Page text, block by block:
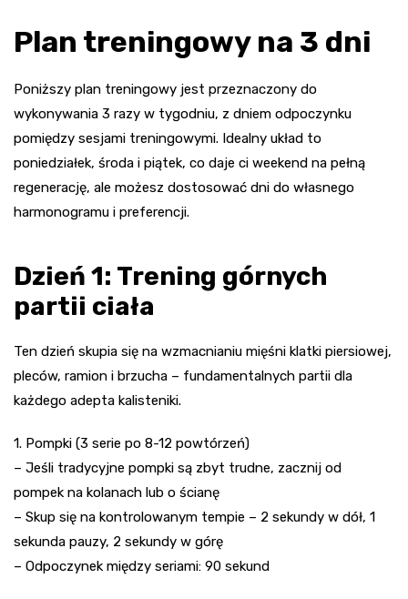
Plan treningowy na 3 dni
Poniższy plan treningowy jest przeznaczony do
wykonywania 3 razy w tygodniu, z dniem odpoczynku
pomiędzy sesjami treningowymi. Idealny układ to
poniedziałek, środa i piątek, co daje ci weekend na pełną
regenerację, ale możesz dostosować dni do własnego
harmonogramu i preferencji.
Dzień 1: Trening górnych
partii ciała
Ten dzień skupia się na wzmacnianiu mięśni klatki piersiowej,
pleców, ramion i brzucha – fundamentalnych partii dla
każdego adepta kalisteniki.
1. Pompki (3 serie po 8-12 powtórzeń)
– Jeśli tradycyjne pompki są zbyt trudne, zacznij od
pompek na kolanach lub o ścianę
– Skup się na kontrolowanym tempie – 2 sekundy w dół, 1
sekunda pauzy, 2 sekundy w górę
– Odpoczynek między seriami: 90 sekund